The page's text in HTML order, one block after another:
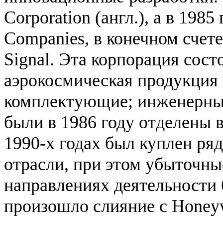
Corporation (англ.), а в
Companies, в конечном
Signal. Эта корпорация
аэрокосмическая
комплектующие;
были в 1986 году
1990-х годах был куплен
отрасли, при этом
направлениях
произошло слияние с